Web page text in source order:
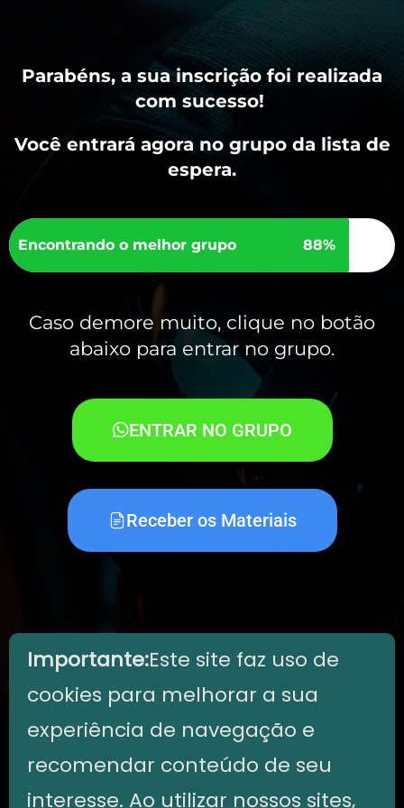
Parabéns, a sua inscrição foi realizada
com sucesso!
Você entrará agora no grupo da lista de
espera.
Encontrando o melhor grupo 88%
Caso demore muito, clique no botão
abaixo para entrar no grupo.
ENTRAR NO GRUPO
Receber os Materiais
Importante:Este site faz uso de
cookies para melhorar a sua
experiência de navegação e
recomendar conteúdo de seu
interesse. Ao utilizar nossos sites,